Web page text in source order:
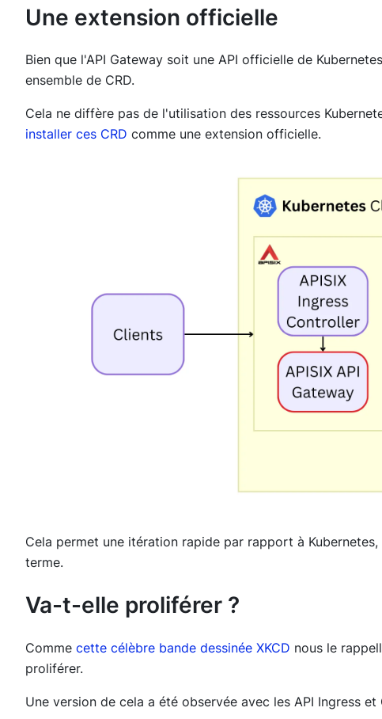
Une extension officielle
Bien que l'API Gateway soit une API officielle de
ensemble de CRD.
Cela ne diffère pas de l'utilisation des ressources
installer ces CRD comme une extension officielle.
Cela permet une itération rapide par rapport à
terme.
Va-t-elle proliférer ?
Comme cette célèbre bande dessinée XKCD nous le
proliférer.
Une version de cela a été observée avec les API Ingress